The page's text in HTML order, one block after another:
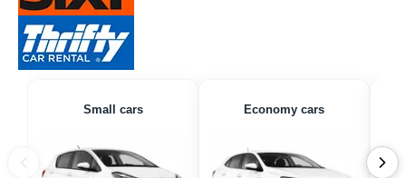
Small cars Economy cars